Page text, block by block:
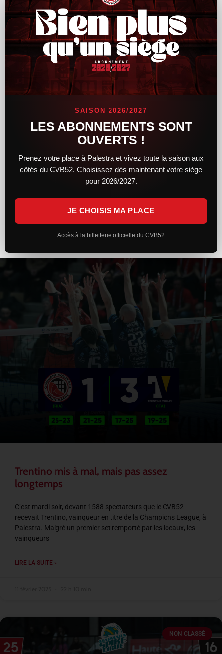
Le CVB52 connaît son adversaire pour la
demi-finale de Coupe de France
masculines de la Coupe de France a lieu hier soir, le CVB52
connaît désormais son adversaire. Du côté des femmes,
LIRE LA SUITE »
Trentino mis à mal, mais pas assez
longtemps
C’est mardi soir, devant 1588 spectateurs que le CVB52
recevait Trentino, vainqueur en titre de la Champions League, à
Palestra. Malgré un premier set remporté par les locaux, les
vainqueurs
LIRE LA SUITE »
NON CLASSÉ
SAISON 2026/2027
LES ABONNEMENTS SONT
OUVERTS !
Prenez votre place à Palestra et vivez toute la saison aux
côtés du CVB52. Choisissez dès maintenant votre siège
pour 2026/2027.
JE CHOISIS MA PLACE
Accès à la billetterie officielle du CVB52